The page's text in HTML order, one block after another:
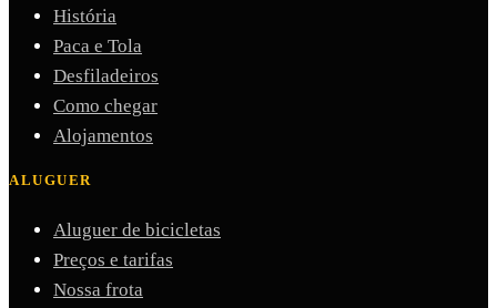
História
Paca e Tola
Desfiladeiros
Como chegar
Alojamentos
ALUGUER
Aluguer de bicicletas
Preços e tarifas
Nossa frota